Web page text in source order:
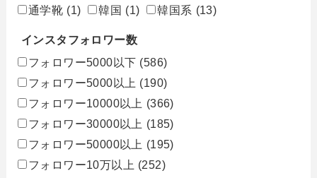
通学靴 (1) 韓国 (1) 韓国系 (13)
インスタフォロワー数
フォロワー5000以下 (586)
フォロワー5000以上 (190)
フォロワー10000以上 (366)
フォロワー30000以上 (185)
フォロワー50000以上 (195)
フォロワー10万以上 (252)